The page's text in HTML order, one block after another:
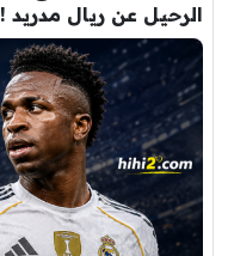
الرحيل عن ريال مدريد !